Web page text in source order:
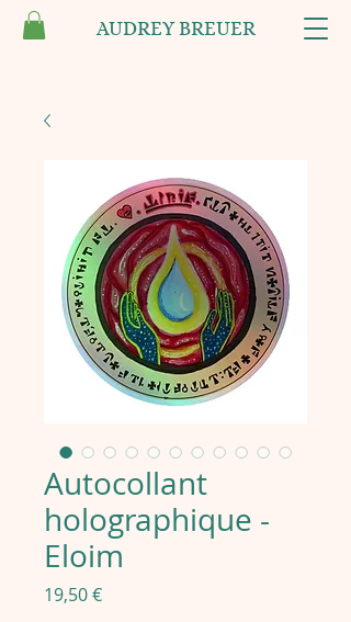
AUDREY BREUER
Autocollant
holographique -
Eloim
19,50 €Prix